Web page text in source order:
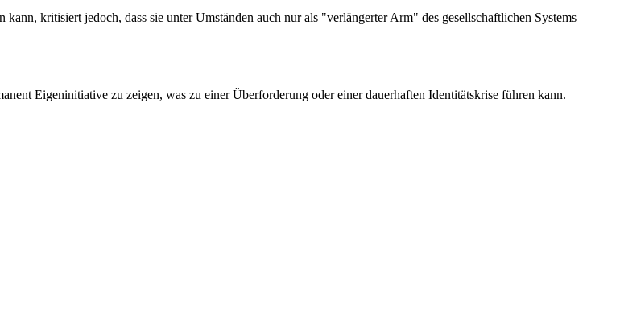
kritisiert jedoch, dass sie unter Umständen auch nur als "verlängerter Arm" des gesellschaftlichen Systems
Eigeninitiative zu zeigen, was zu einer Überforderung oder einer dauerhaften Identitätskrise führen kann.